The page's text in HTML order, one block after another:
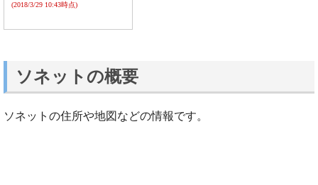
(2018/3/29 10:43時点)
ソネットの概要
ソネットの住所や地図などの情報です。